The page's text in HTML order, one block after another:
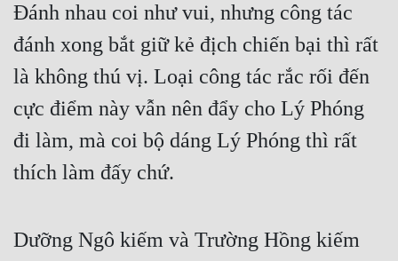
Nữ Phụ
Phong Thủy - Tâm Linh
Phương Tây
Phản Phái
Quan Trường
Đánh nhau coi như vui, nhưng công tác
đánh xong bắt giữ kẻ địch chiến bại thì rất
là không thú vị. Loại công tác rắc rối đến
cực điểm này vẫn nên đẩy cho Lý Phóng
đi làm, mà coi bộ dáng Lý Phóng thì rất
thích làm đấy chứ.
Dưỡng Ngô kiếm và Trường Hồng kiếm